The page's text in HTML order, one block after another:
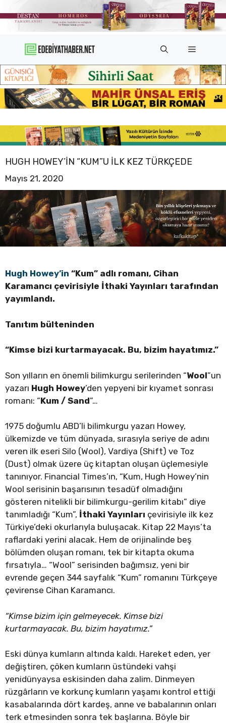
atla
Menü
HUGH HOWEY’IN “KUM”U ILK KEZ TÜRKÇEDE
Mayıs 21, 2020
Hugh Howey’in “Kum” adlı romanı, Cihan
Karamancı çevirisiyle İthaki Yayınları tarafından
yayımlandı.
Tanıtım bülteninden
“Kimse bizi kurtarmayacak. Bu, bizim hayatımız.”
Son yılların en önemli bilimkurgu serilerinden “Wool”un
yazarı Hugh Howey’den yepyeni bir kıyamet sonrası
romanı: “Kum / Sand”…
1975 doğumlu ABD’li bilimkurgu yazarı Howey,
ülkemizde ve tüm dünyada, sırasıyla seriye de adını
veren ilk eseri Silo (Wool), Vardiya (Shift) ve Toz
(Dust) olmak üzere üç kitaptan oluşan üçlemesiyle
tanınıyor. Financial Times’ın, “Kum, Hugh Howey’nin
Wool serisinin başarısının tesadüf olmadığını
gösteren nitelikli bir bilimkurgu-gerilim kitabı” diye
tanımladığı “Kum”, İthaki Yayınları çevirisiyle ilk kez
Türkiye’deki okurlarıyla buluşacak. Kitap 22 Mayıs’ta
raflardaki yerini alacak. Hem de orijinalinde beş
bölümden oluşan romanı, tek bir kitapta okuma
fırsatıyla… “Wool” serisinden bağımsız, yeni bir
evrende geçen 344 sayfalık “Kum” romanını Türkçeye
çevirense Cihan Karamancı.
“Kimse bizim için gelmeyecek. Kimse bizi
kurtarmayacak. Bu, bizim hayatımız.”
Eski dünya kumların altında kaldı. Hareket eden, yer
değiştiren, çöken kumların üstündeki vahşi
yenidünyaysa eskisinden daha zalim. Dinmeyen
rüzgârların ve korkunç kumların yaşamı kontrol ettiği
kasabalarında dört kardeş, anne ve babalarının onları
terk etmesinden sonra tek başlarına. Böyle bir